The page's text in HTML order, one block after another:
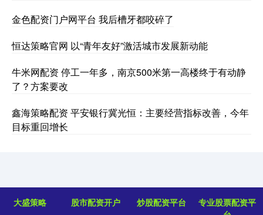
金色配资门户网平台 我后槽牙都咬碎了
恒达策略官网 以“青年友好”激活城市发展新动能
牛米网配资 停工一年多，南京500米第一高楼终于有动静
了？方案要改
鑫海策略配资 平安银行冀光恒：主要经营指标改善，今年
目标重回增长
大盛策略 股市配资开户 炒股配资平台
专业股票配资平